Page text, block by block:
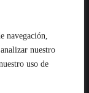
navegación,
nuestro
uso de
Deportes